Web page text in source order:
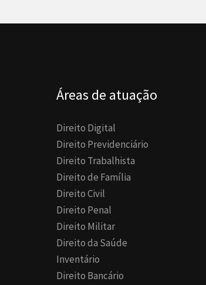
Áreas de atuação
Direito Digital
Direito Previdenciário
Direito Trabalhista
Direito de Família
Direito Civil
Direito Penal
Direito Militar
Direito da Saúde
Inventário
Direito Bancário